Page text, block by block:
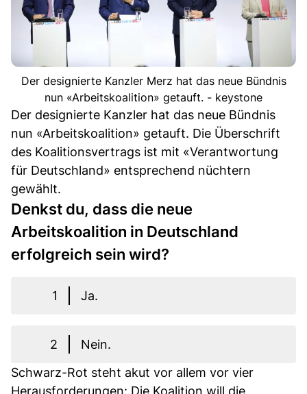
Der designierte Kanzler Merz hat das neue Bündnis
nun «Arbeitskoalition» getauft. - keystone
Der designierte Kanzler hat das neue Bündnis
nun «Arbeitskoalition» getauft. Die Überschrift
des Koalitionsvertrags ist mit «Verantwortung
für Deutschland» entsprechend nüchtern
gewählt.
Denkst du, dass die neue
Arbeitskoalition in Deutschland
erfolgreich sein wird?
1 Ja.
2
Nein.
Schwarz-Rot steht akut vor allem vor vier
Herausforderungen: Die Koalition will die